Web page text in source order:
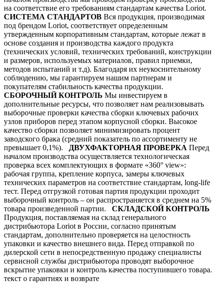
на соответствие его требованиям стандартам качества Loriot.
СИСТЕМА СТАНДАРТОВ Вся продукция, производимая
под брендом Loriot, соответствует определенным
утвержденным корпоративным стандартам, которые лежат в
основе создания и производства каждого продукта
(технических условий, технических требований, конструкции
и размеров, используемых материалов, правил приемки,
методов испытаний и т.д). Благодаря их неукоснительному
соблюдению, мы гарантируем нашим партнерам и
покупателям стабильность качества продукции.
СБОРОЧНЫЙ КОНТРОЛЬ Мы инвестируем в
дополнительные ресурсы, что позволяет нам реализовывать
выборочные проверки качества сборки ключевых рабочих
узлов приборов перед этапом корпусной сборки. Высокое
качество сборки позволяет минимизировать процент
заводского брака (средний показатель по ассортименту не
превышает 0,1%).
ДВУХФАКТОРНАЯ ПРОВЕРКА Перед
началом производства осуществляется технологическая
проверка всех комплектующих в формате «360° view»:
рабочая группа, крепление корпуса, замеры ключевых
технических параметров на соответствие стандартам, long-life
тест. Перед отгрузкой готовая партия продукции проходит
выборочный контроль – он распространяется в среднем на 5%
товара произведенной партии. СКЛАДСКОЙ КОНТРОЛЬ
Продукция, поставляемая на склад генерального
дистрибьютора Loriot в России, согласно принятым
стандартам, дополнительно проверяется на целостность
упаковки и качество внешнего вида. Перед отправкой по
дилерской сети в непосредственную продажу специалисты
сервисной службы дистрибьютора проводят выборочное
вскрытие упаковки и контроль качества поступившего товара.
текст о гарантиях и возврате